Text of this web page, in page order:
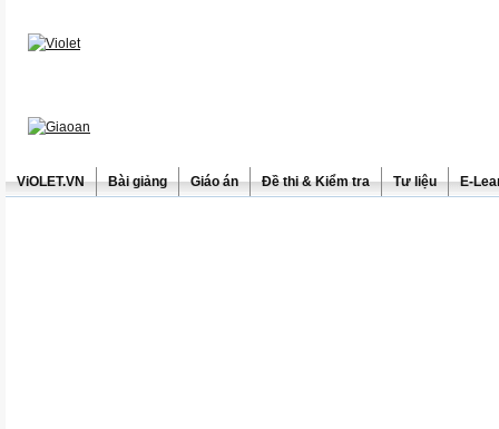
ViOLET.VN Bài giảng Giáo án Đề thi & Kiểm tra Tư liệu E-